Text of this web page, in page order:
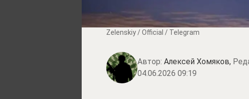
Zеlеnskiу / Оfficiаl / Telegram
Автор: Алексей Хомяков,
04.06.2026 09:19